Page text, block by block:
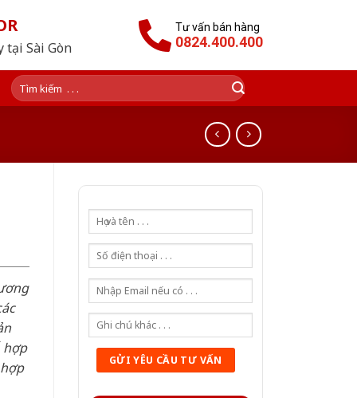
tại Sài Gòn
Tư vấn bán hàng
0824.400.400
Tìm
kiếm:
hợp